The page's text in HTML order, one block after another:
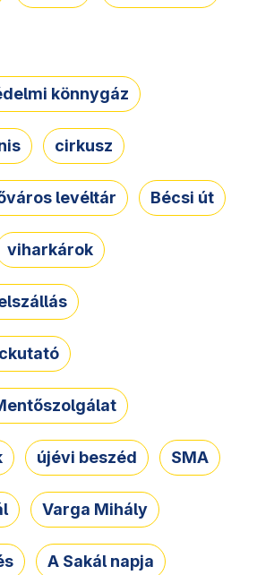
könnygáz
cirkusz
levéltár Bécsi út
viharkárok
újévi beszéd SMA
Varga Mihály
A Sakál napja